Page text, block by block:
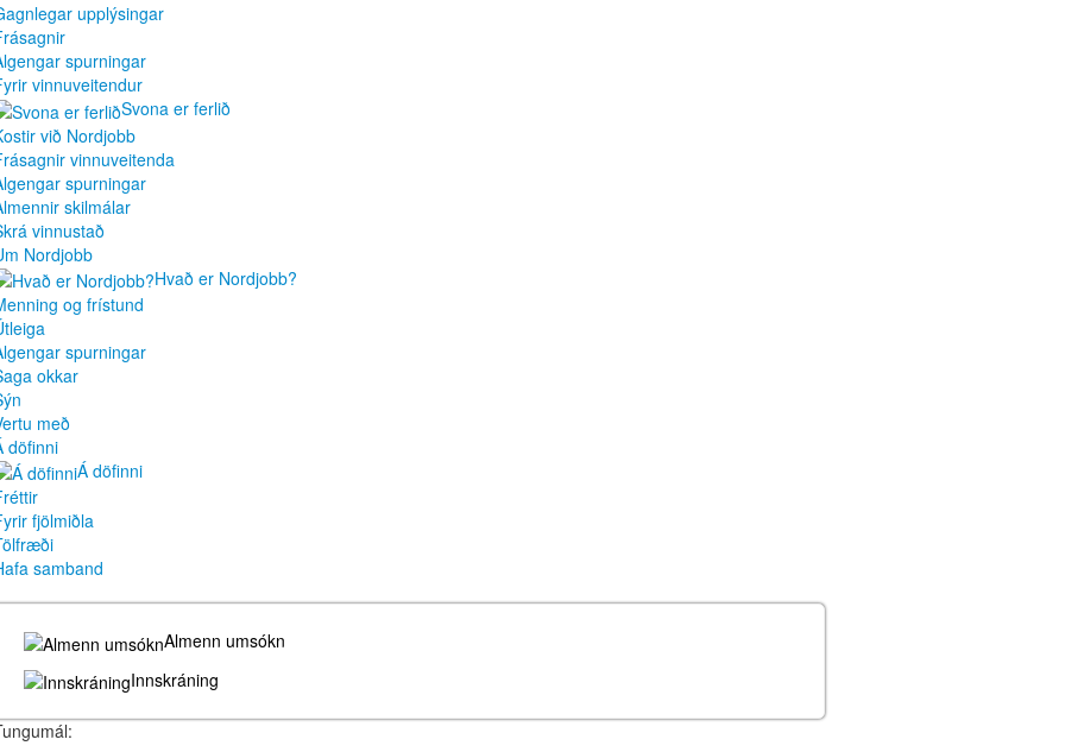
upplýsingar
spurningar
vinnuveitendur
Svona er ferlið
við Nordjobb
vinnuveitenda
spurningar
skilmálar
vinnustað
Nordjobb
Hvað er Nordjobb?
og frístund
spurningar
okkar
með
döfinni
Á döfinni
fjölmiðla
samband
Almenn umsókn
Innskráning